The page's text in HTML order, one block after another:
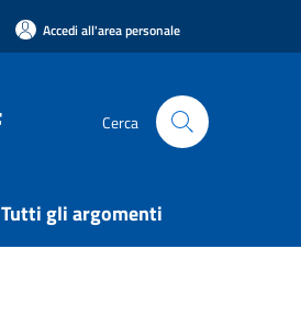
Accedi all'area personale
Cerca
Tutti gli argomenti